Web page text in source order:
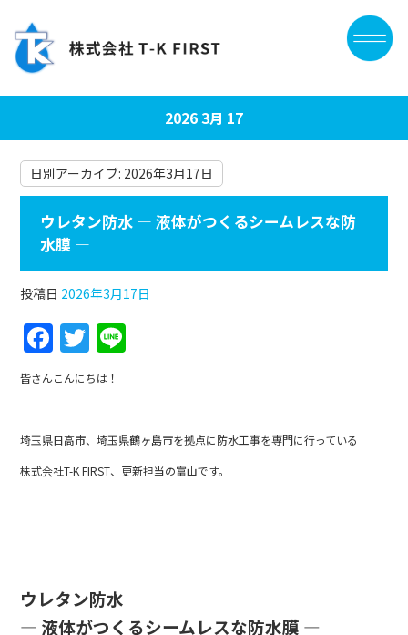
2026 3月 17
日別アーカイブ: 2026年3月17日
ウレタン防水 ― 液体がつくるシームレスな防
水膜 ―
投稿日 2026年3月17日
F
a
c
e
b
o
T
w
itt
er
皆さんこんにちは！
埼玉県日高市、埼玉県鶴ヶ島市を拠点に防水工事を専門に行っている
株式会社T-K FIRST、更新担当の富山です。
ウレタン防水
― 液体がつくるシームレスな防水膜 ―